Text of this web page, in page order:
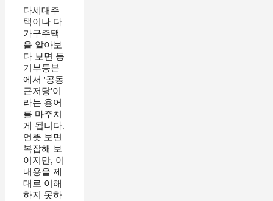
다세대주
택이나 다
가구주택
을 알아보
다 보면 등
기부등본
에서 '공동
근저당'이
라는 용어
를 마주치
게 됩니다.
언뜻 보면
복잡해 보
이지만, 이
내용을 제
대로 이해
하지 못하